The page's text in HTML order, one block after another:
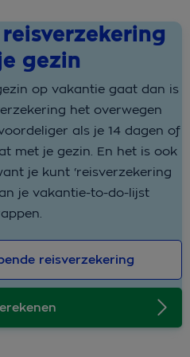
gezin
op vakantie gaat dan is
het overwegen
als je 14 dagen of
met je gezin. En het is ook
je kunt ‘reisverzekering
je vakantie-to-do-lijst
reisverzekering